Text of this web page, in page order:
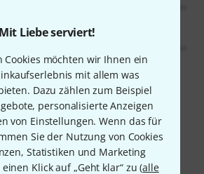
Mit Liebe serviert!
Cookies möchten wir Ihnen ein
mit allem was
Dazu zählen zum Beispiel
personalisierte Anzeigen
von Einstellungen. Wenn das für
Sie der Nutzung von Cookies
Statistiken und Marketing
Klick auf „Geht klar“ zu (alle
nicht gepasst
Jaak 24.04.2023